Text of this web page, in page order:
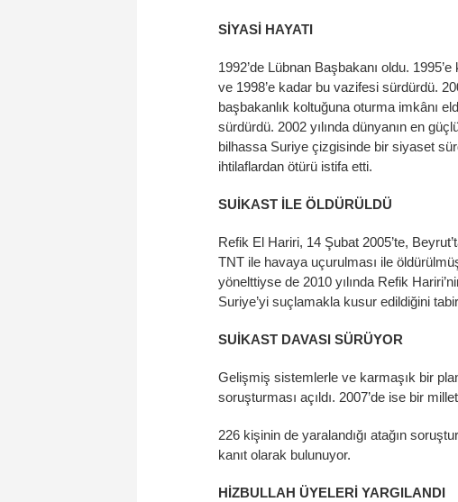
SİYASİ HAYATI
1992’de Lübnan Başbakanı oldu.
ve 1998’e kadar bu vazifesi sürdürdü.
başbakanlık koltuğuna oturma imkânı
sürdürdü. 2002 yılında dünyanın en
bilhassa Suriye çizgisinde bir siyaset
ihtilaflardan ötürü istifa etti.
SUİKAST İLE ÖLDÜRÜLDÜ
Refik El Hariri, 14 Şubat 2005’te,
TNT ile havaya uçurulması ile
yönelttiyse de 2010 yılında Refik
Suriye’yi suçlamakla kusur edildiğini
SUİKAST DAVASI SÜRÜYOR
Gelişmiş sistemlerle ve karmaşık bir
soruşturması açıldı. 2007’de ise bir
226 kişinin de yaralandığı atağın
kanıt olarak bulunuyor.
HİZBULLAH ÜYELERİ YARGILANDI